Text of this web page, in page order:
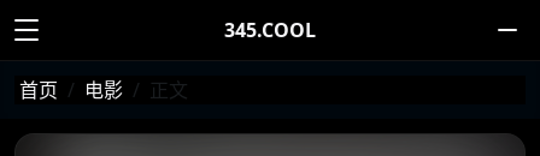
345.COOL
首页 电影 正文